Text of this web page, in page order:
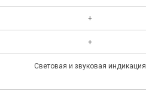
+
+
Световая и звуковая индикация